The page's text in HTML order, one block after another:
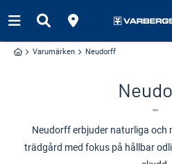
Varumärken Neudorff
Neudorff erbjuder naturliga och
trädgård med fokus på hållbar